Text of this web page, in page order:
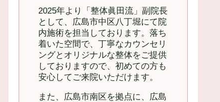
2025年より「整体眞田流」副院長
として、広島市中区八丁堀にて院
内施術を担当しております。落ち
着いた空間で、丁寧なカウンセリ
ングとオリジナルな整体をご提供
しておりますので、初めての方も
安心してご来院いただけます。
また、広島市南区を拠点に、広島